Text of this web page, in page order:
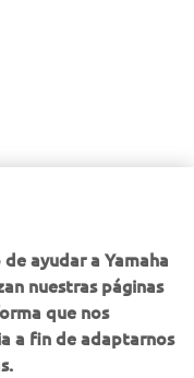
ayudar a Yamaha
nuestras páginas
que nos
a fin de adaptarnos